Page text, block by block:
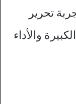
تحرير
والأداء